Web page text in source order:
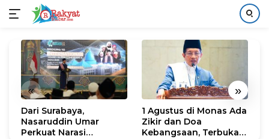
konten
« »
Dari Surabaya,
Nasaruddin Umar
Perkuat Narasi
1 Agustus di Monas Ada
Zikir dan Doa
Kebangsaan, Terbuka